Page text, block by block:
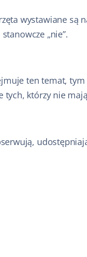
wystawiane są
„nie”.
ten temat,
tych, którzy nie